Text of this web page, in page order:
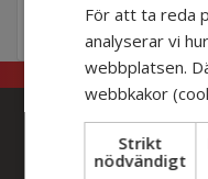
2023-09-29
För att ta reda
analyserar vi
webbplatsen.
webbkakor
Strikt
nödvändigt